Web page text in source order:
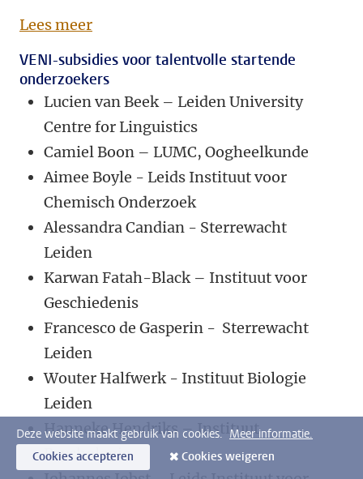
Lees meer
VENI-subsidies voor talentvolle startende
onderzoekers
Lucien van Beek – Leiden University
Centre for Linguistics
Camiel Boon – LUMC, Oogheelkunde
Aimee Boyle - Leids Instituut voor
Chemisch Onderzoek
Alessandra Candian - Sterrewacht
Leiden
Karwan Fatah-Black – Instituut voor
Geschiedenis
Francesco de Gasperin - Sterrewacht
Leiden
Wouter Halfwerk - Instituut Biologie
Leiden
Hanneke Hendriks – Instituut
Psychologie
Deze website maakt gebruik van cookies. Meer informatie.
Cookies accepteren
Cookies weigeren